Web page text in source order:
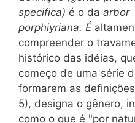
specifica) é o da arbor
porphiyriana. É
compreender o
histórico das idéias,
começo de uma série
formarem as
5), designa o gênero,
como o que é "por